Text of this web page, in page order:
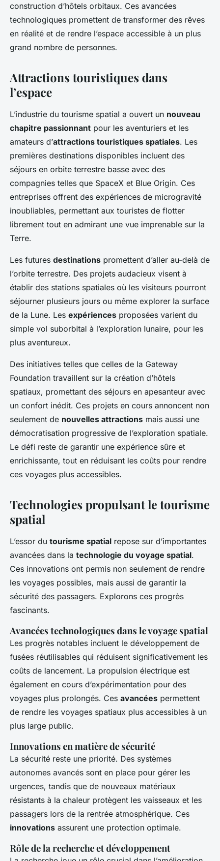
construction d’hôtels orbitaux. Ces avancées
technologiques promettent de transformer des rêves
en réalité et de rendre l’espace accessible à un plus
grand nombre de personnes.
Attractions touristiques dans
l’espace
L’industrie du tourisme spatial a ouvert un nouveau
chapitre passionnant pour les aventuriers et les
amateurs d’attractions touristiques spatiales. Les
premières destinations disponibles incluent des
séjours en orbite terrestre basse avec des
compagnies telles que SpaceX et Blue Origin. Ces
entreprises offrent des expériences de microgravité
inoubliables, permettant aux touristes de flotter
librement tout en admirant une vue imprenable sur la
Terre.
Les futures destinations promettent d’aller au-delà de
l’orbite terrestre. Des projets audacieux visent à
établir des stations spatiales où les visiteurs pourront
séjourner plusieurs jours ou même explorer la surface
de la Lune. Les expériences proposées varient du
simple vol suborbital à l’exploration lunaire, pour les
plus aventureux.
Des initiatives telles que celles de la Gateway
Foundation travaillent sur la création d’hôtels
spatiaux, promettant des séjours en apesanteur avec
un confort inédit. Ces projets en cours annoncent non
seulement de nouvelles attractions mais aussi une
démocratisation progressive de l’exploration spatiale.
Le défi reste de garantir une expérience sûre et
enrichissante, tout en réduisant les coûts pour rendre
ces voyages plus accessibles.
Technologies propulsant le tourisme
spatial
L’essor du tourisme spatial repose sur d’importantes
avancées dans la technologie du voyage spatial.
Ces innovations ont permis non seulement de rendre
les voyages possibles, mais aussi de garantir la
sécurité des passagers. Explorons ces progrès
fascinants.
Avancées technologiques dans le voyage spatial
Les progrès notables incluent le développement de
fusées réutilisables qui réduisent significativement les
coûts de lancement. La propulsion électrique est
également en cours d’expérimentation pour des
voyages plus prolongés. Ces avancées permettent
de rendre les voyages spatiaux plus accessibles à un
plus large public.
Innovations en matière de sécurité
La sécurité reste une priorité. Des systèmes
autonomes avancés sont en place pour gérer les
urgences, tandis que de nouveaux matériaux
résistants à la chaleur protègent les vaisseaux et les
passagers lors de la rentrée atmosphérique. Ces
innovations assurent une protection optimale.
Rôle de la recherche et développement